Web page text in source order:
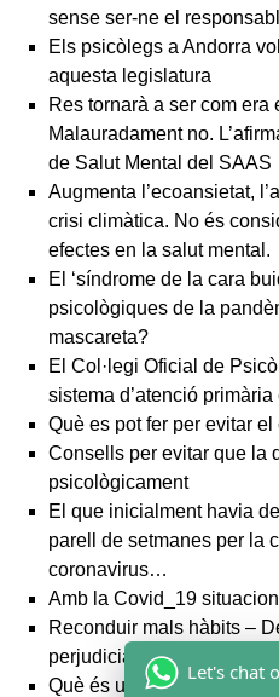
sense ser-ne el
Els psicòlegs a Andorra
aquesta legislatura
Res tornarà a ser com era
Malauradament no.
de Salut Mental del SAAS
Augmenta l’ecoansietat,
crisi climàtica. No és
efectes en la salut mental.
El ‘síndrome de la cara
psicològiques de la
mascareta?
El Col·legi Oficial de
sistema d’atenció
Què es pot fer per evitar
Consells per evitar que la
psicològicament
El que inicialment havia
parell de setmanes per la
coronavirus…
Amb la Covid_19
Reconduir mals hàbits –
perjudicial sol requerir
Què és un Neuropsicòleg?
Let's chat